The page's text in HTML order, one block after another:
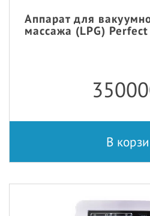
Аппарат для
массажа (LPG)
В